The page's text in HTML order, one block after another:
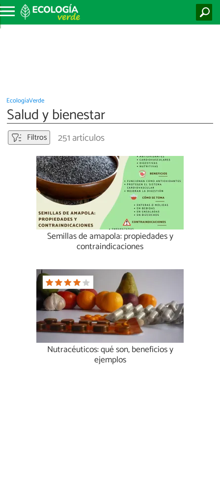
EcologíaVerde
Salud y bienestar
Filtros 251 artículos
Semillas de amapola: propiedades y
contraindicaciones
Nutracéuticos: qué son, beneficios y
ejemplos